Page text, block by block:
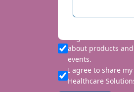
We are committed
personal
about products
events.
I agree to share
Healthcare